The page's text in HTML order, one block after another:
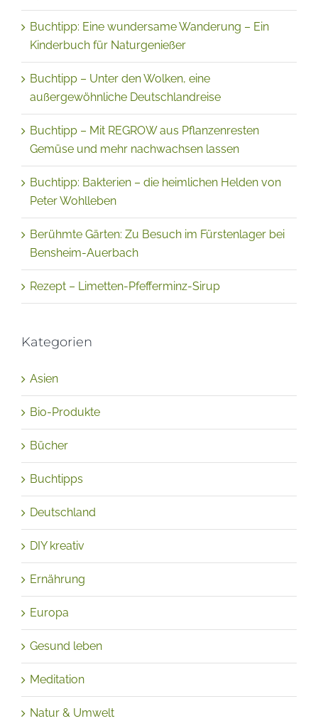
Buchtipp: Eine wundersame Wanderung – Ein
Kinderbuch für Naturgenießer
Buchtipp – Unter den Wolken, eine
außergewöhnliche Deutschlandreise
Buchtipp – Mit REGROW aus Pflanzenresten
Gemüse und mehr nachwachsen lassen
Buchtipp: Bakterien – die heimlichen Helden von
Peter Wohlleben
Berühmte Gärten: Zu Besuch im Fürstenlager bei
Bensheim-Auerbach
Rezept – Limetten-Pfefferminz-Sirup
Kategorien
Asien
Bio-Produkte
Bücher
Buchtipps
Deutschland
DIY kreativ
Ernährung
Europa
Gesund leben
Meditation
Natur & Umwelt